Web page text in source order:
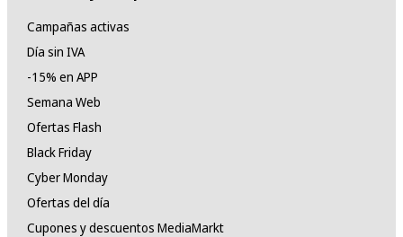
Campañas activas
Día sin IVA
-15% en APP
Semana Web
Ofertas Flash
Black Friday
Cyber Monday
Ofertas del día
Cupones y descuentos MediaMarkt